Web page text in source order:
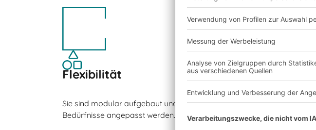
Flexibilität
Sie sind modular aufgebaut und können leicht an die individuellen
Bedürfnisse angepasst werden.